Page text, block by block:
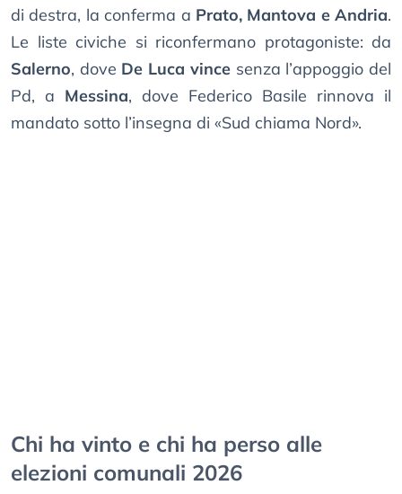
di destra, la conferma a Prato, Mantova e Andria.
Le liste civiche si riconfermano protagoniste: da
Salerno, dove De Luca vincesenza l’appoggio del
Pd, a Messina, dove Federico Basile rinnova il
mandato sotto l’insegna di «Sud chiama Nord».
Chi ha vinto e chi ha perso alle
elezioni comunali 2026